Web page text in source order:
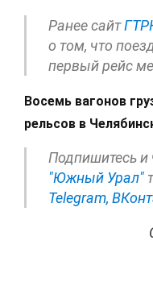
Ранее сайт
о том, что
первый рейс
Восемь вагонов
рельсов в
Подпишитесь и
"Южный Урал"
Telegram,